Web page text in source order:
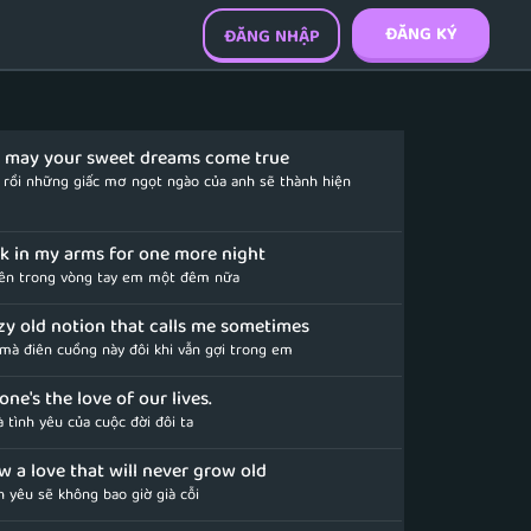
ĐĂNG KÝ
ĐĂNG NHẬP
your sweet dreams come true
những giấc mơ ngọt ngào của anh sẽ thành hiện
in my arms for one more night
trong vòng tay em một đêm nữa
old notion that calls me sometimes
điên cuồng này đôi khi vẫn gợi trong em
the love of our lives.
tình yêu của cuộc đời đôi ta
a love that will never grow old
sẽ không bao giờ già cỗi